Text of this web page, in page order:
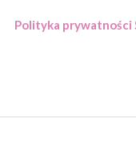
Polityka prywatności